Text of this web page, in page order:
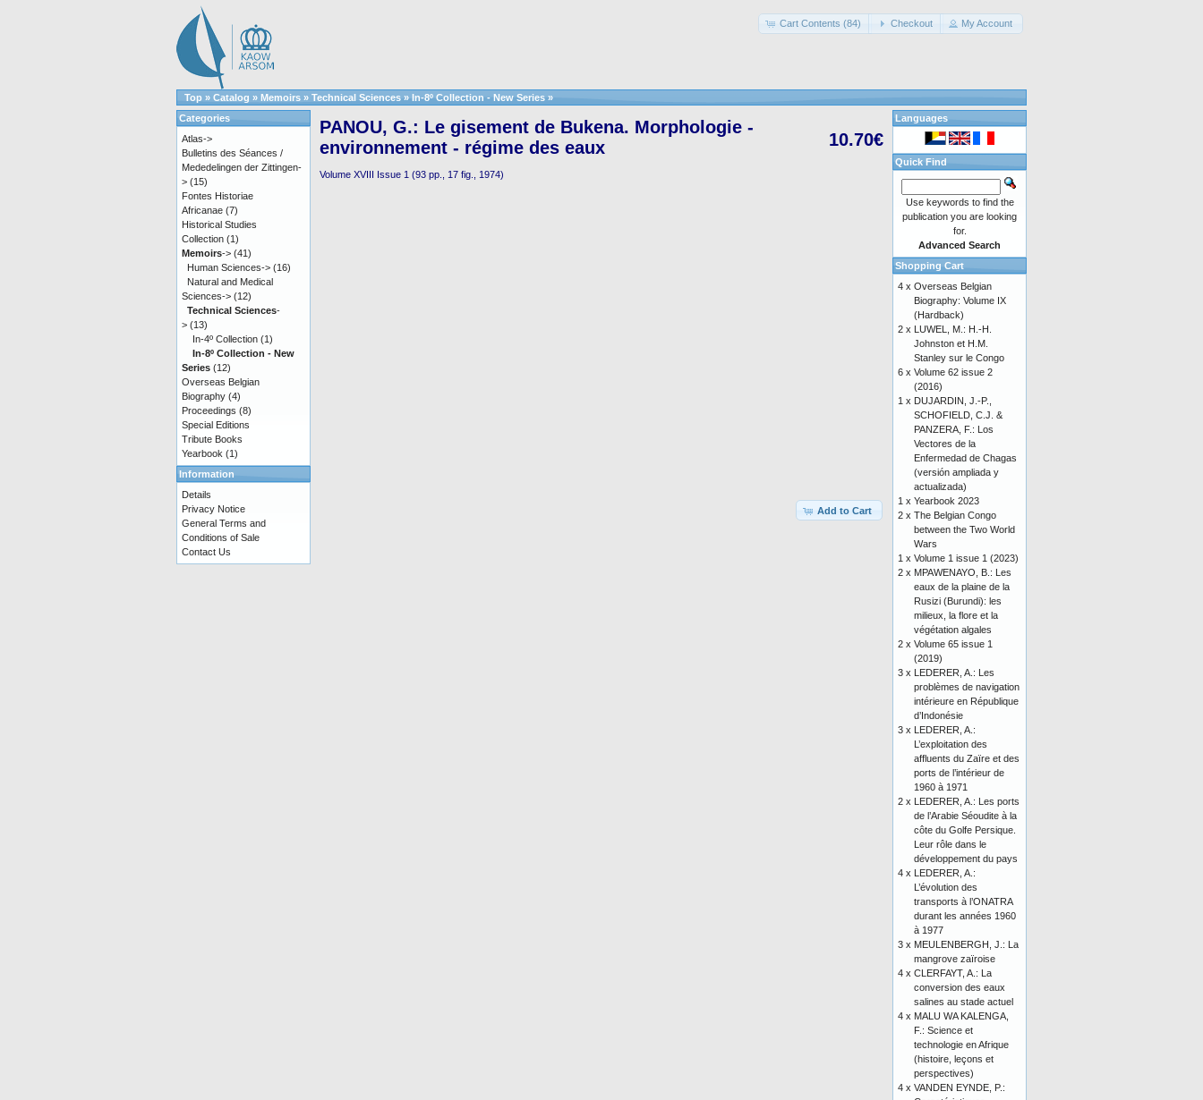
Cart Contents (84) Checkout My Account
Top » Catalog » Memoirs » Technical Sciences » In-8º Collection - New Series »
10.70€
PANOU, G.: Le gisement de Bukena. Morphologie -
environnement - régime des eaux
Volume XVIII Issue 1 (93 pp., 17 fig., 1974)
Add to Cart
Categories
Atlas->
Bulletins des Séances /
Mededelingen der Zittingen-
> (15)
Fontes Historiae
Africanae (7)
Historical Studies
Collection (1)
Memoirs-> (41)
Human Sciences-> (16)
Natural and Medical
Sciences-> (12)
Technical Sciences-
> (13)
In-4º Collection (1)
In-8º Collection - New
Series (12)
Overseas Belgian
Biography (4)
Proceedings (8)
Special Editions
Tribute Books
Yearbook (1)
Information
Details
Privacy Notice
General Terms and
Conditions of Sale
Contact Us
Languages
Quick Find
Use keywords to find the
publication you are looking
for.
Advanced Search
Shopping Cart
4 x Overseas Belgian
Biography: Volume IX
(Hardback)
2 x LUWEL, M.: H.-H.
Johnston et H.M.
Stanley sur le Congo
6 x Volume 62 issue 2
(2016)
1 x DUJARDIN, J.-P.,
SCHOFIELD, C.J. &
PANZERA, F.: Los
Vectores de la
Enfermedad de Chagas
(versión ampliada y
actualizada)
1 x Yearbook 2023
2 x The Belgian Congo
between the Two World
Wars
1 x Volume 1 issue 1 (2023)
2 x MPAWENAYO, B.: Les
eaux de la plaine de la
Rusizi (Burundi): les
milieux, la flore et la
végétation algales
2 x Volume 65 issue 1
(2019)
3 x LEDERER, A.: Les
problèmes de navigation
intérieure en République
d’Indonésie
3 x LEDERER, A.:
L’exploitation des
affluents du Zaïre et des
ports de l’intérieur de
1960 à 1971
2 x LEDERER, A.: Les ports
de l’Arabie Séoudite à la
côte du Golfe Persique.
Leur rôle dans le
développement du pays
4 x LEDERER, A.:
L’évolution des
transports à l’ONATRA
durant les années 1960
à 1977
3 x MEULENBERGH, J.: La
mangrove zaïroise
4 x CLERFAYT, A.: La
conversion des eaux
salines au stade actuel
4 x MALU WA KALENGA,
F.: Science et
technologie en Afrique
(histoire, leçons et
perspectives)
4 x VANDEN EYNDE, P.: